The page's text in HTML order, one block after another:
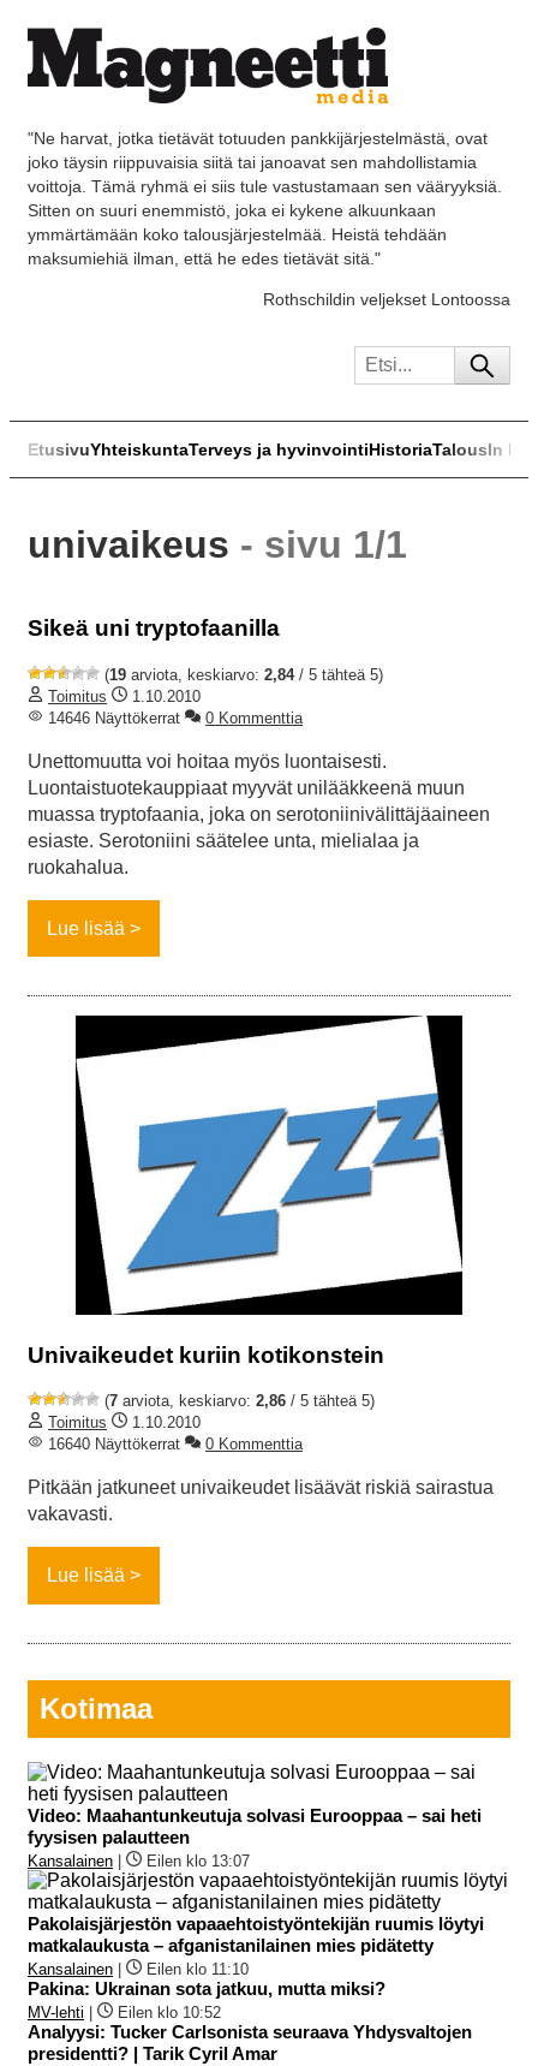
"Ne harvat, jotka tietävät totuuden pankkijärjestelmästä, ovat
joko täysin riippuvaisia siitä tai janoavat sen mahdollistamia
voittoja. Tämä ryhmä ei siis tule vastustamaan sen vääryyksiä.
Sitten on suuri enemmistö, joka ei kykene alkuunkaan
ymmärtämään koko talousjärjestelmää. Heistä tehdään
maksumiehiä ilman, että he edes tietävät sitä."
Rothschildin veljekset Lontoossa
EtusivuYhteiskuntaTerveys ja hyvinvointiHistoriaTalousIn
univaikeus - sivu 1/1
Sikeä uni tryptofaanilla
(19 arviota, keskiarvo: 2,84/ 5 tähteä 5)
Toimitus
1.10.2010
14646 Näyttökerrat
0 Kommenttia
Unettomuutta voi hoitaa myös luontaisesti.
Luontaistuotekauppiaat myyvät unilääkkeenä muun
muassa tryptofaania, joka on serotoniinivälittäjäaineen
esiaste. Serotoniini säätelee unta, mielialaa ja
ruokahalua.
Lue lisää
Univaikeudet kuriin kotikonstein
(7 arviota, keskiarvo: 2,86 / 5 tähteä 5)
Toimitus
1.10.2010
16640 Näyttökerrat
0 Kommenttia
Pitkään jatkuneet univaikeudet lisäävät riskiä sairastua
vakavasti.
Lue lisää
Kotimaa
Video: Maahantunkeutuja solvasi Eurooppaa – sai heti
fyysisen palautteen
Kansalainen Eilen klo 13:07
Pakolaisjärjestön vapaaehtoistyöntekijän ruumis löytyi
matkalaukusta – afganistanilainen mies pidätetty
Kansalainen Eilen klo 11:10
Pakina: Ukrainan sota jatkuu, mutta miksi?
MV-lehti Eilen klo 10:52
Analyysi: Tucker Carlsonista seuraava Yhdysvaltojen
presidentti? | Tarik Cyril Amar